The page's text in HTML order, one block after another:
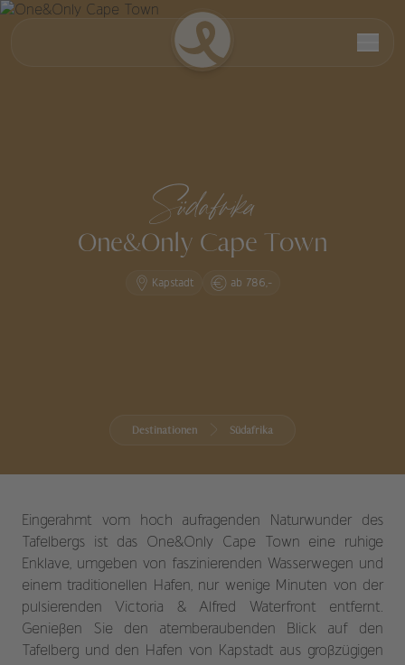
Südafrika
One&Only Cape Town
Kapstadt ab 786,-
Destinationen Südafrika
Eingerahmt vom hoch aufragenden Naturwunder des
Tafelbergs ist das One&Only Cape Town eine ruhige
Enklave, umgeben von faszinierenden Wasserwegen und
einem traditionellen Hafen, nur wenige Minuten von der
pulsierenden Victoria & Alfred Waterfront entfernt.
Genießen Sie den atemberaubenden Blick auf den
Tafelberg und den Hafen von Kapstadt aus großzügigen